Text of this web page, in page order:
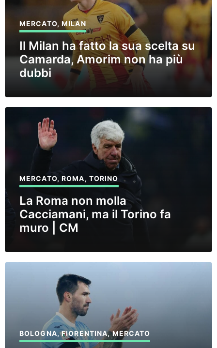
MERCATO,MILAN
Il Milan ha fatto la sua scelta su
Camarda, Amorim non ha più
dubbi
MERCATO,ROMA, TORINO
La Roma non molla
Cacciamani, ma il Torino fa
muro | CM
BOLOGNA,FIORENTINA,MERCATO